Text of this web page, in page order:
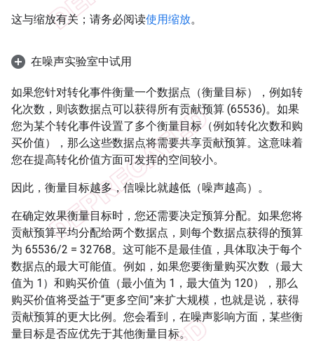
这与缩放有关；请务必阅读使用缩放。
在噪声实验室中试用
如果您针对转化事件衡量一个数据点（衡量目标），例如转
化次数，则该数据点可以获得所有贡献预算 (65536)。如果
您为某个转化事件设置了多个衡量目标（例如转化次数和购
买价值），那么这些数据点将需要共享贡献预算。这意味着
您在提高转化价值方面可发挥的空间较小。
因此，衡量目标越多，信噪比就越低（噪声越高）。
在确定效果衡量目标时，您还需要决定预算分配。如果您将
贡献预算平均分配给两个数据点，则每个数据点获得的预算
为 65536/2 = 32768。这可能不是最佳值，具体取决于每个
数据点的最大可能值。例如，如果您要衡量购买次数（最大
值为 1）和购买价值（最小值为 1，最大值为 120），那么
购买价值将受益于“更多空间”来扩大规模，也就是说，获得
贡献预算的更大比例。您会看到，在噪声影响方面，某些衡
量目标是否应优先于其他衡量目标。